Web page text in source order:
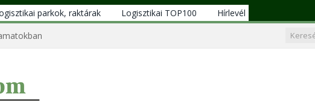
parkok, raktárak Logisztikai TOP100
Hírlevél